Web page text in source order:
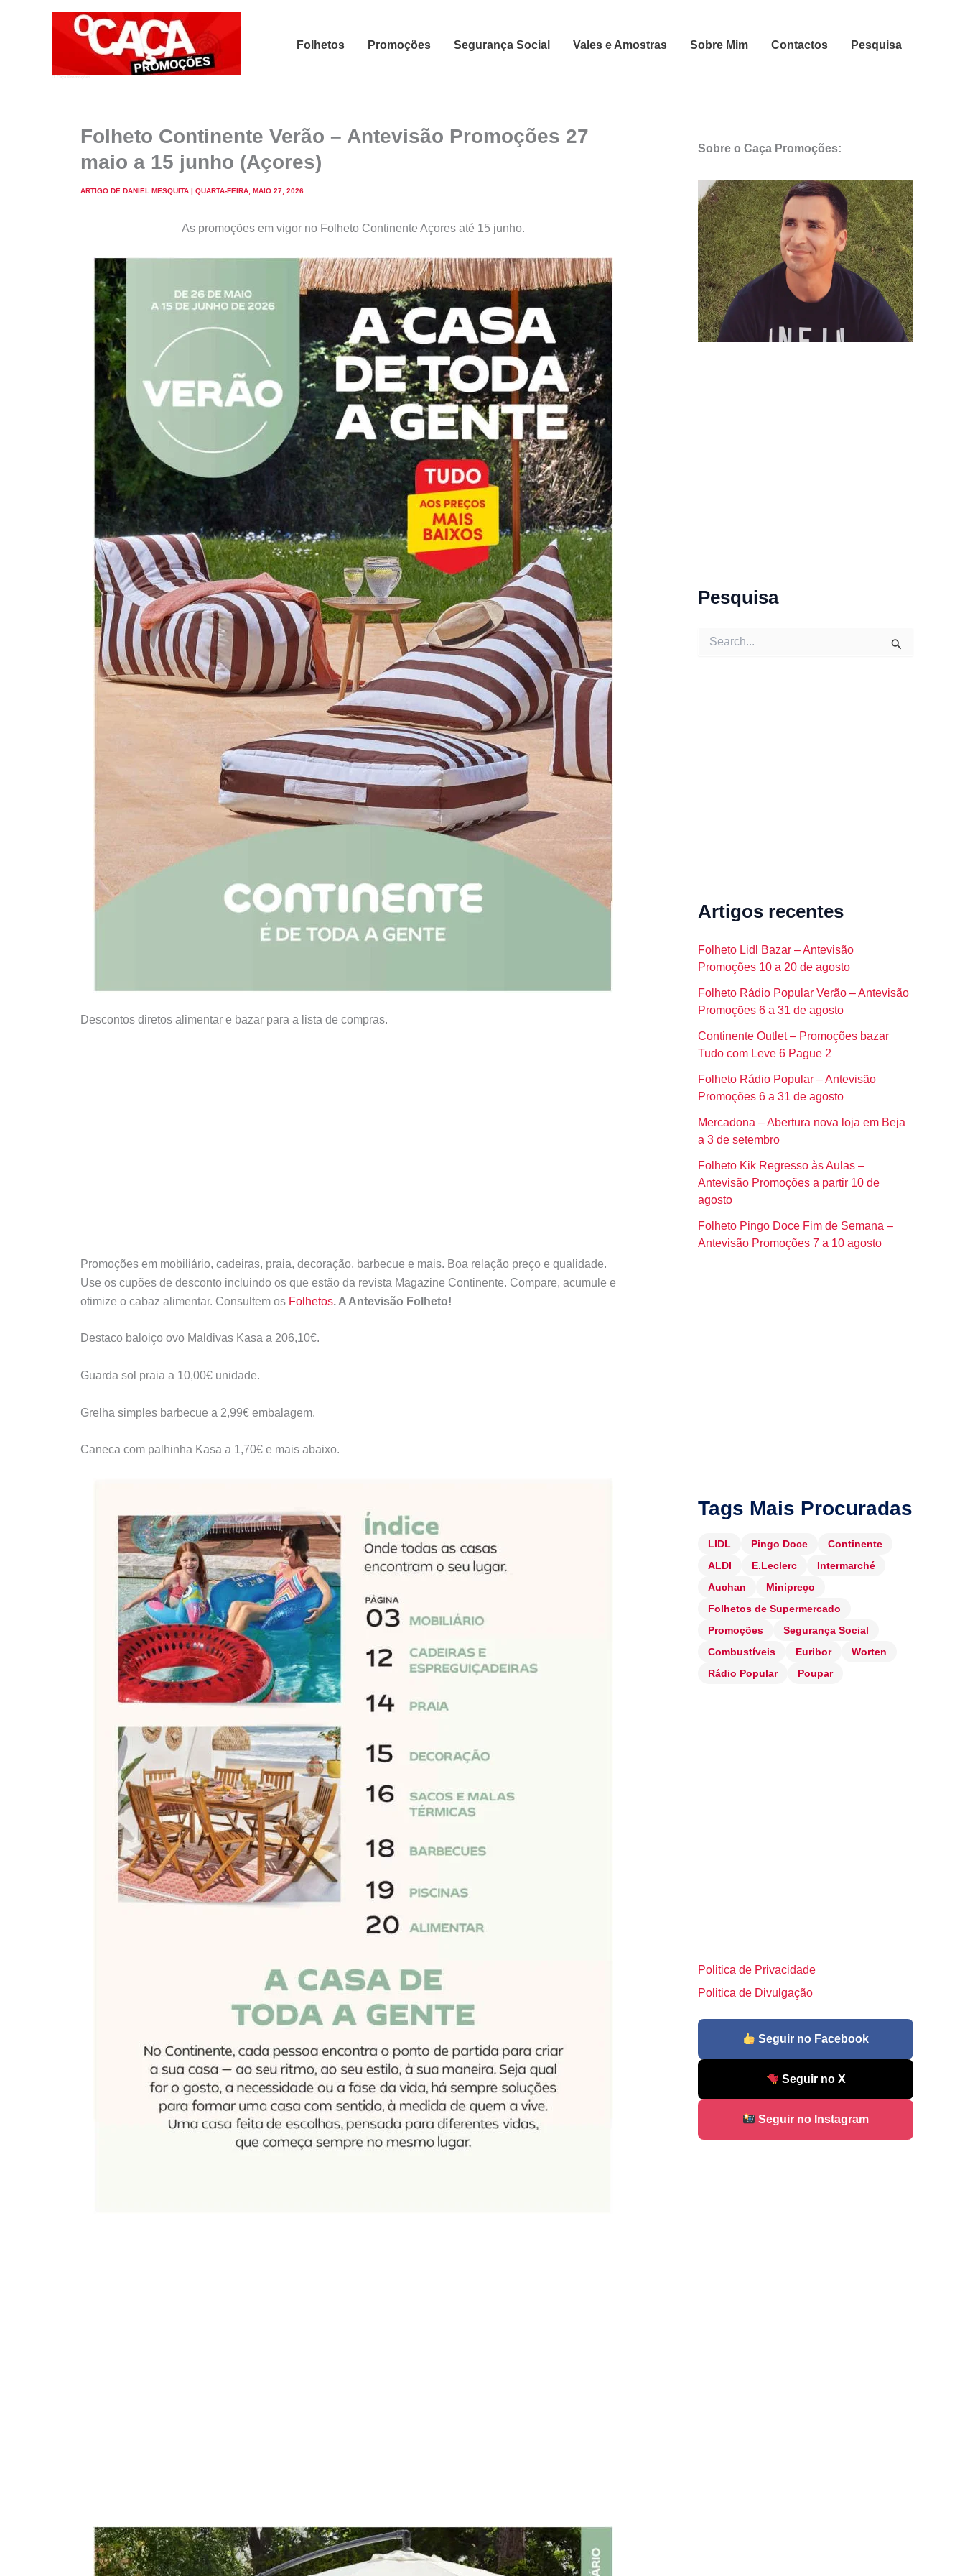
Folhetos Promoções Segurança Social Vales e Amostras Sobre Mim Contactos Pesquisa
Folheto Continente Verão – Antevisão Promoções 27
maio a 15 junho (Açores)
ARTIGO DE DANIEL MESQUITA | QUARTA-FEIRA, MAIO 27, 2026
As promoções em vigor no Folheto Continente Açores até 15 junho.
Descontos diretos alimentar e bazar para a lista de compras.
Promoções em mobiliário, cadeiras, praia, decoração, barbecue e mais. Boa relação preço e qualidade.
Use os cupões de desconto incluindo os que estão da revista Magazine Continente. Compare, acumule e
otimize o cabaz alimentar. Consultem os Folhetos. A Antevisão Folheto!
Destaco baloiço ovo Maldivas Kasa a 206,10€.
Guarda sol praia a 10,00€ unidade.
Grelha simples barbecue a 2,99€ embalagem.
Caneca com palhinha Kasa a 1,70€ e mais abaixo.
Sobre o Caça Promoções:
Pesquisa
Artigos recentes
Folheto Lidl Bazar – Antevisão
Promoções 10 a 20 de agosto
Folheto Rádio Popular Verão – Antevisão
Promoções 6 a 31 de agosto
Continente Outlet – Promoções bazar
Tudo com Leve 6 Pague 2
Folheto Rádio Popular – Antevisão
Promoções 6 a 31 de agosto
Mercadona – Abertura nova loja em Beja
a 3 de setembro
Folheto Kik Regresso às Aulas –
Antevisão Promoções a partir 10 de
agosto
Folheto Pingo Doce Fim de Semana –
Antevisão Promoções 7 a 10 agosto
Tags Mais Procuradas
LIDL Pingo Doce
Continente
ALDI
E.Leclerc
Intermarché
Auchan
Minipreço
Folhetos de Supermercado
Promoções
Segurança Social
Combustíveis
Euribor
Worten
Rádio Popular
Poupar
Politica de Privacidade
Politica de Divulgação
Seguir no Facebook
Seguir no X
Seguir no Instagram